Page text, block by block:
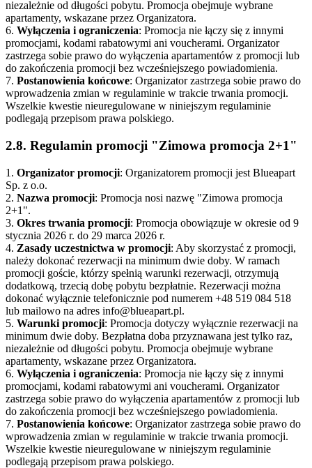
niezależnie od długości pobytu. Promocja obejmuje wybrane
apartamenty, wskazane przez Organizatora.
6. Wyłączenia i ograniczenia: Promocja nie łączy się z innymi
promocjami, kodami rabatowymi ani voucherami. Organizator
zastrzega sobie prawo do wyłączenia apartamentów z promocji lub
do zakończenia promocji bez wcześniejszego powiadomienia.
7. Postanowienia końcowe: Organizator zastrzega sobie prawo do
wprowadzenia zmian w regulaminie w trakcie trwania promocji.
Wszelkie kwestie nieuregulowane w niniejszym regulaminie
podlegają przepisom prawa polskiego.
2.8. Regulamin promocji "Zimowa promocja 2+1"
1. Organizator promocji: Organizatorem promocji jest Blueapart
Sp. z o.o.
2. Nazwa promocji: Promocja nosi nazwę "Zimowa promocja
2+1".
3. Okres trwania promocji: Promocja obowiązuje w okresie od 9
stycznia 2026 r. do 29 marca 2026 r.
4. Zasady uczestnictwa w promocji: Aby skorzystać z promocji,
należy dokonać rezerwacji na minimum dwie doby. W ramach
promocji goście, którzy spełnią warunki rezerwacji, otrzymują
dodatkową, trzecią dobę pobytu bezpłatnie. Rezerwacji można
dokonać wyłącznie telefonicznie pod numerem +48 519 084 518
lub mailowo na adres info@blueapart.pl.
5. Warunki promocji: Promocja dotyczy wyłącznie rezerwacji na
minimum dwie doby. Bezpłatna doba przyznawana jest tylko raz,
niezależnie od długości pobytu. Promocja obejmuje wybrane
apartamenty, wskazane przez Organizatora.
6. Wyłączenia i ograniczenia: Promocja nie łączy się z innymi
promocjami, kodami rabatowymi ani voucherami. Organizator
zastrzega sobie prawo do wyłączenia apartamentów z promocji lub
do zakończenia promocji bez wcześniejszego powiadomienia.
7. Postanowienia końcowe: Organizator zastrzega sobie prawo do
wprowadzenia zmian w regulaminie w trakcie trwania promocji.
Wszelkie kwestie nieuregulowane w niniejszym regulaminie
podlegają przepisom prawa polskiego.